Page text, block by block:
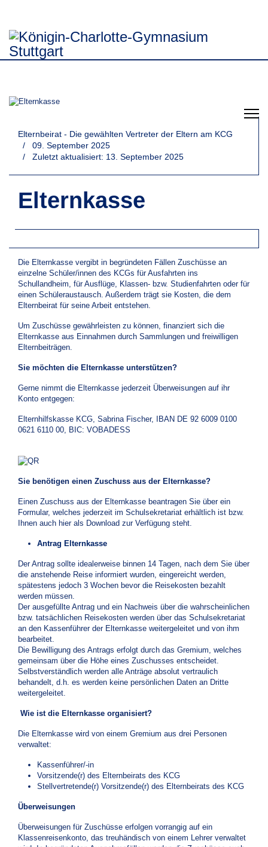
Elternbeirat - Die gewählten Vertreter der Eltern am KCG
09. September 2025
Zuletzt aktualisiert: 13. September 2025
Elternkasse
Die Elternkasse vergibt in begründeten Fällen Zuschüsse an
einzelne Schüler/innen des KCGs für Ausfahrten ins
Schullandheim, für Ausflüge, Klassen- bzw. Studienfahrten oder für
einen Schüleraustausch. Außerdem trägt sie Kosten, die dem
Elternbeirat für seine Arbeit entstehen.
Um Zuschüsse gewährleisten zu können, finanziert sich die
Elternkasse aus Einnahmen durch Sammlungen und freiwilligen
Elternbeiträgen.
Sie möchten die Elternkasse unterstützen?
Gerne nimmt die Elternkasse jederzeit Überweisungen auf ihr
Konto entgegen:
Elternhilfskasse KCG, Sabrina Fischer, IBAN DE 92 6009 0100
0621 6110 00, BIC: VOBADESS
Sie benötigen einen Zuschuss aus der Elternkasse?
Einen Zuschuss aus der Elternkasse beantragen Sie über ein
Formular, welches jederzeit im Schulsekretariat erhältlich ist bzw.
Ihnen auch hier als Download zur Verfügung steht.
Antrag Elternkasse
Der Antrag sollte idealerweise binnen 14 Tagen, nach dem Sie über
die anstehende Reise informiert wurden, eingereicht werden,
spätestens jedoch 3 Wochen bevor die Reisekosten bezahlt
werden müssen.
Der ausgefüllte Antrag und ein Nachweis über die wahrscheinlichen
bzw. tatsächlichen Reisekosten werden über das Schulsekretariat
an den Kassenführer der Elternkasse weitergeleitet und von ihm
bearbeitet.
Die Bewilligung des Antrags erfolgt durch das Gremium, welches
gemeinsam über die Höhe eines Zuschusses entscheidet.
Selbstverständlich werden alle Anträge absolut vertraulich
behandelt, d.h. es werden keine persönlichen Daten an Dritte
weitergeleitet.
Wie ist die Elternkasse organisiert?
Die Elternkasse wird von einem Gremium aus drei Personen
verwaltet:
Kassenführer/-in
Vorsitzende(r) des Elternbeirats des KCG
Stellvertretende(r) Vorsitzende(r) des Elternbeirats des KCG
Überweisungen
Überweisungen für Zuschüsse erfolgen vorrangig auf ein
Klassenreisenkonto, das treuhändisch von einem Lehrer verwaltet